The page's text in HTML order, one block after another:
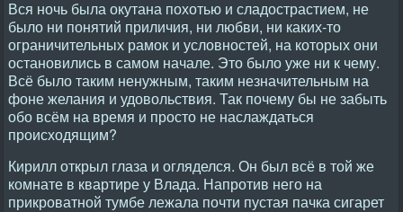
Вся ночь была окутана похотью и сладострастием, не
было ни понятий приличия, ни любви, ни каких-то
ограничительных рамок и условностей, на которых они
остановились в самом начале. Это было уже ни к чему.
Всё было таким ненужным, таким незначительным на
фоне желания и удовольствия. Так почему бы не забыть
обо всём на время и просто не наслаждаться
происходящим?
Кирилл открыл глаза и огляделся. Он был всё в той же
комнате в квартире у Влада. Напротив него на
прикроватной тумбе лежала почти пустая пачка сигарет